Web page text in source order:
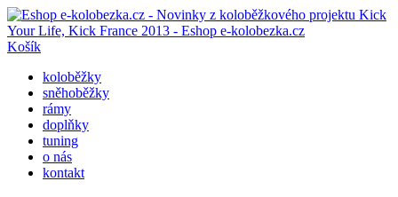
Košík
koloběžky
sněhoběžky
rámy
doplňky
tuning
o nás
kontakt